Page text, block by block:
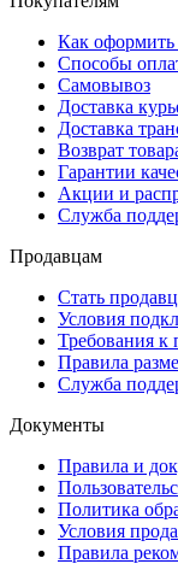
Как оформить
Способы
Самовывоз
Доставка
Доставка
Возврат
Гарантии
Акции и
Служба
Продавцам
Стать
Условия
Требования к
Правила
Служба
Документы
Правила и
Политика
Условия
Правила